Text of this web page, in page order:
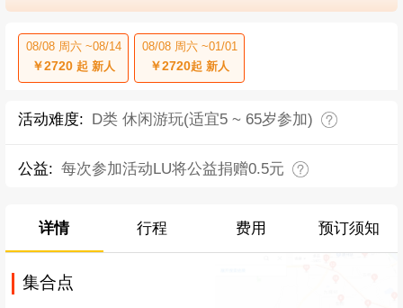
08/08 周六 ~08/14
￥2720起 新人
08/08 周六 ~01/01
￥2720起 新人
活动难度: D类 休闲游玩(适宜5 ~ 65岁参加)
公益: 每次参加活动LU将公益捐赠0.5元
详情 行程 费用 预订须知
集合点